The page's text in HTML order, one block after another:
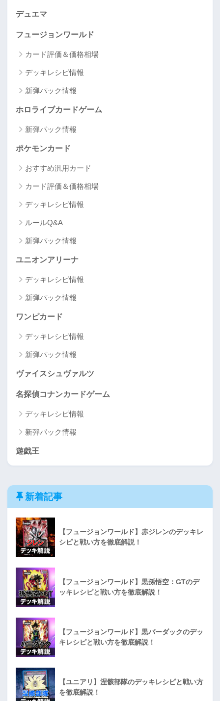
デュエマ
フュージョンワールド
カード評価＆価格相場
デッキレシピ情報
新弾パック情報
ホロライブカードゲーム
新弾パック情報
ポケモンカード
おすすめ汎用カード
カード評価＆価格相場
デッキレシピ情報
ルールQ&A
新弾パック情報
ユニオンアリーナ
デッキレシピ情報
新弾パック情報
ワンピカード
デッキレシピ情報
新弾パック情報
ヴァイスシュヴァルツ
名探偵コナンカードゲーム
デッキレシピ情報
新弾パック情報
遊戯王
新着記事
【フュージョンワールド】赤ジレンのデッキレ
シピと戦い方を徹底解説！
【フュージョンワールド】黒孫悟空：GTのデ
ッキレシピと戦い方を徹底解説！
【フュージョンワールド】黒バーダックのデッ
キレシピと戦い方を徹底解説！
【ユニアリ】涅骸部隊のデッキレシピと戦い方
を徹底解説！